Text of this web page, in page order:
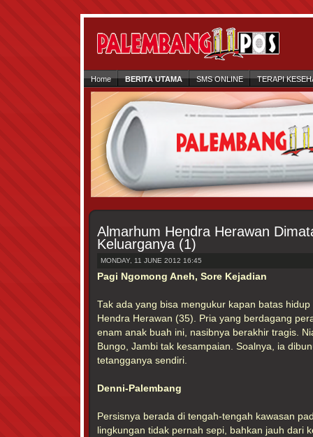
Home BERITA UTAMA SMS ONLINE TERAPI
Almarhum Hendra Herawan
Keluarganya (1)
MONDAY, 11 JUNE 2012 16:45
Pagi Ngomong Aneh, Sore Kejadian
Tak ada yang bisa mengukur kapan batas
Hendra Herawan (35). Pria yang berdagang
enam anak buah ini, nasibnya berakhir tragis.
Bungo, Jambi tak kesampaian. Soalnya, ia
tetangganya sendiri.
Denni-Palembang
Persisnya berada di tengah-tengah kawasan
lingkungan tidak pernah sepi, bahkan jauh dari